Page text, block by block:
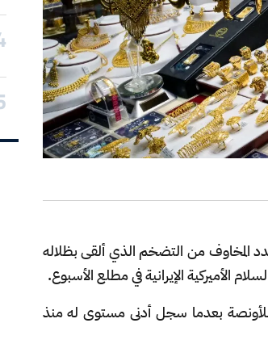
الدولار وتجدد المخاوف من التضخم ⁠الذي ألقى بظلاله
الأميركية الإيرانية في مطلع الأسبوع.
الفورية بنسبة 0.3% إلى 4734.50 دولار للأونصة بعدما سجل أدنى مستوى له منذ